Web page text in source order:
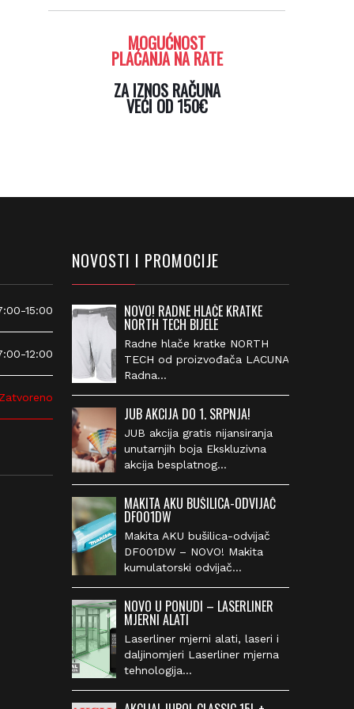
MOGUĆNOST
PLAĆANJA NA RATE
ZA IZNOS RAČUNA
VEĆI OD 150€
15:00
12:00
NOVOSTI I PROMOCIJE
NOVO! RADNE HLAČE KRATKE
NORTH TECH BIJELE
Radne hlače kratke NORTH
TECH od proizvođača
LACUNA Radna…
JUB AKCIJA DO 1. SRPNJA!
JUB akcija gratis nijansiranja
unutarnjih boja Ekskluzivna
akcija besplatnog…
MAKITA AKU BUŠILICA-ODVIJAČ
DF001DW
Makita AKU bušilica-odvijač
DF001DW – NOVO! Makita
kumulatorski odvijač…
NOVO U PONUDI – LASERLINER
MJERNI ALATI
Laserliner mjerni alati, laseri i
daljinomjeri Laserliner mjerna
tehnologija…